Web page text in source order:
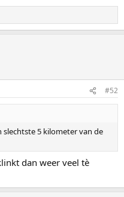
#52
slechtste 5 kilometer van de
dan weer veel tè